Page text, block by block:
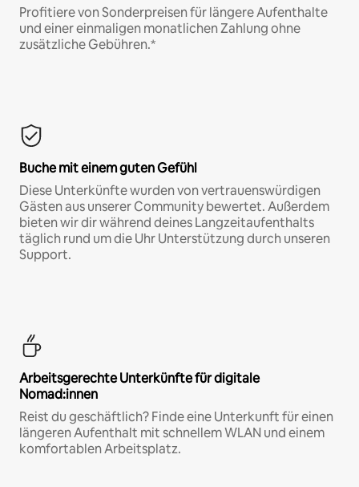
Profitiere von Sonderpreisen für längere Aufenthalte
und einer einmaligen monatlichen Zahlung ohne
zusätzliche Gebühren.*
Buche mit einem guten Gefühl
Diese Unterkünfte wurden von vertrauenswürdigen
Gästen aus unserer Community bewertet. Außerdem
bieten wir dir während deines Langzeitaufenthalts
täglich rund um die Uhr Unterstützung durch unseren
Support.
Arbeitsgerechte Unterkünfte für digitale
Nomad:innen
Reist du geschäftlich? Finde eine Unterkunft für einen
längeren Aufenthalt mit schnellem WLAN und einem
komfortablen Arbeitsplatz.